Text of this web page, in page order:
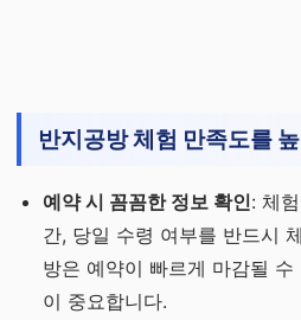
반지공방 체험 만족도를
예약 시 꼼꼼한 정보 확인: 체
간, 당일 수령 여부를 반드시
방은 예약이 빠르게 마감될
이 중요합니다.